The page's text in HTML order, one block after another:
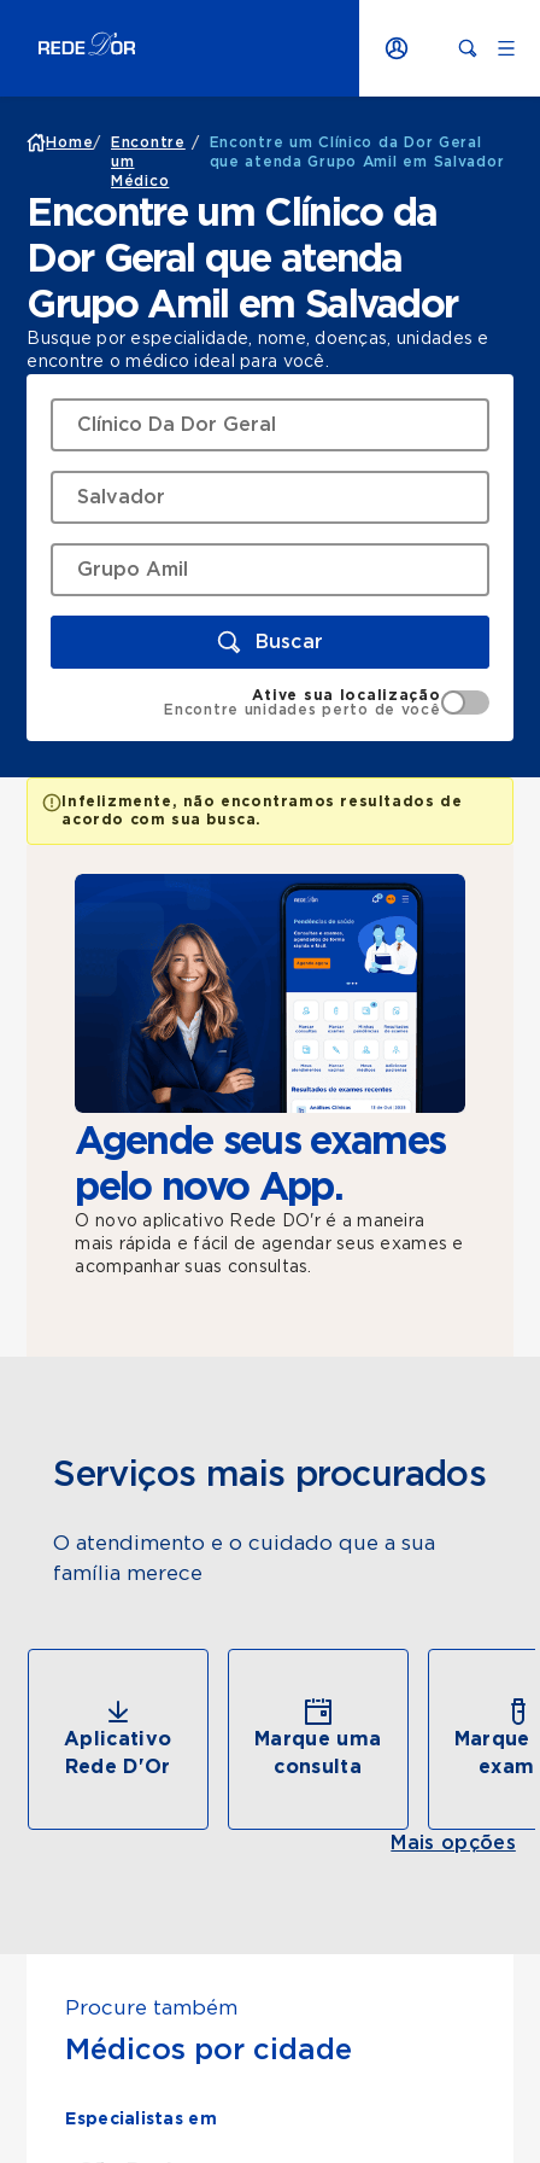
Home/
Encontre
um
Médico
/
Encontre um Clínico da Dor Geral
que atenda Grupo Amil em Salvador
Encontre um Clínico da
Dor Geral que atenda
Grupo Amil em Salvador
Busque por especialidade, nome, doenças, unidades e
encontre o médico ideal para você.
Buscar
Ative sua localização
Encontre unidades perto de você
Infelizmente, não encontramos resultados de
acordo com sua busca.
Agende seus exames
pelo novo App.
O novo aplicativo Rede DO'r é a maneira
mais rápida e fácil de agendar seus exames e
acompanhar suas consultas.
Serviços mais procurados
O atendimento e o cuidado que a sua
família merece
Aplicativo
Rede D'Or
Marque uma
consulta
Marque
Mais opções
Procure também
Médicos por cidade
Especialistas em